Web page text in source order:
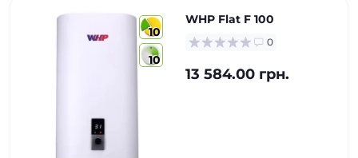
10
10
WHP Flat F 100
0
13 584.00 грн.